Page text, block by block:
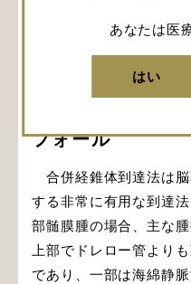
あなたは医
はい
フォール
合併経錐体到達法は
する非常に有用な到達
部髄膜腫の場合、主な
上部でドレロー管より
であり、一部は海綿静